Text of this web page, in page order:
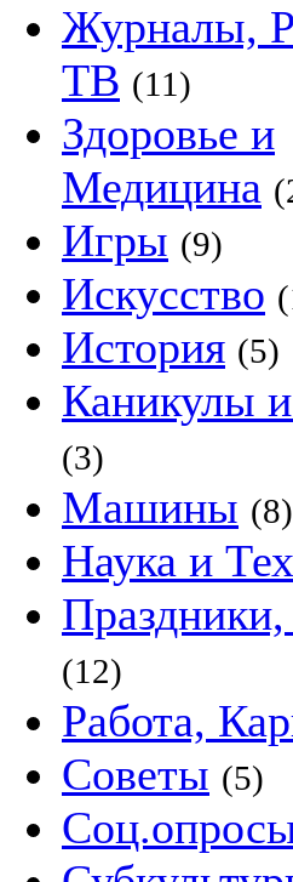
Журналы,
ТВ (11)
Здоровье и
Медицина
Игры (9)
Искусство
История (5)
Каникулы
(3)
Машины (8)
Наука и
(12)
Работа,
Советы (5)